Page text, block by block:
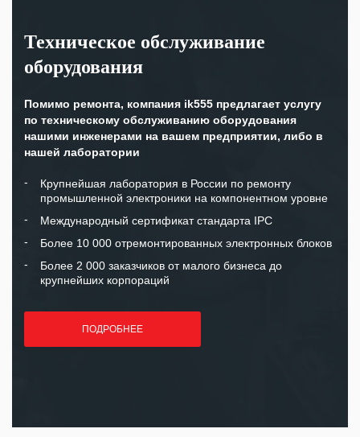
Техническое обслуживание
оборудования
Помимо ремонта, компания ik555 предлагает услугу
по техническому обслуживанию оборудования
нашими инженерами на вашем предприятии, либо в
нашей лаборатории
Крупнейшая лаборатория в России по ремонту
промышленной электроники на компонентном уровне
Международный сертификат стандарта IPC
Более 10 000 отремонтированных электронных блоков
Более 2 000 заказчиков от малого бизнеса до
крупнейших корпораций
ПОДРОБНЕЕ